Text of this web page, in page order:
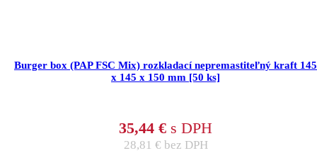
Burger box (PAP FSC Mix) rozkladací nepremastiteľný kraft 145
x 145 x 150 mm [50 ks]
35,44 € s DPH
28,81 € bez DPH